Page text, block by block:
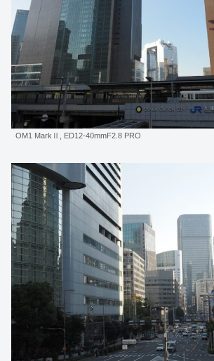
OM1 MarkⅡ, ED12-40mmF2.8 PRO